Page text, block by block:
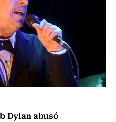
Dylan abusó